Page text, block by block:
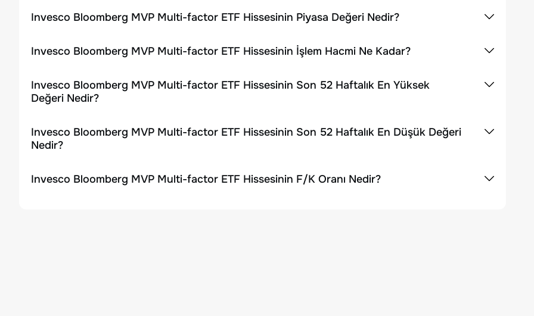
Invesco Bloomberg MVP Multi-factor ETF Hissesinin Piyasa Değeri Nedir?
Invesco Bloomberg MVP Multi-factor ETF Hissesinin İşlem Hacmi Ne Kadar?
Invesco Bloomberg MVP Multi-factor ETF Hissesinin Son 52 Haftalık En Yüksek
Değeri Nedir?
Invesco Bloomberg MVP Multi-factor ETF Hissesinin Son 52 Haftalık En Düşük Değeri
Nedir?
Invesco Bloomberg MVP Multi-factor ETF Hissesinin F/K Oranı Nedir?